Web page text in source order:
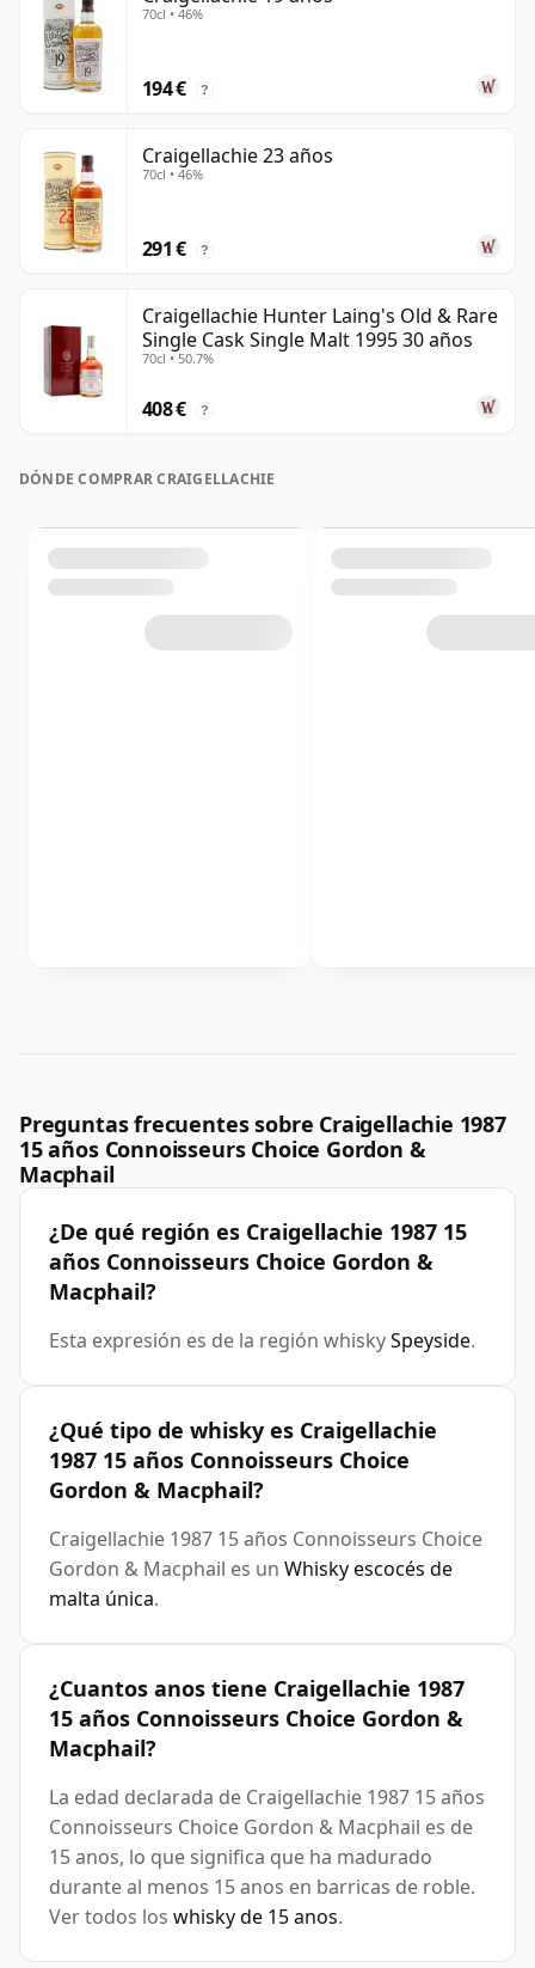
70cl • 46%
194 € ?
Craigellachie 23 años
70cl • 46%
291 € ?
Craigellachie Hunter Laing's Old & Rare
Single Cask Single Malt 1995 30 años
70cl • 50.7%
408 € ?
DÓNDE COMPRAR CRAIGELLACHIE
Preguntas frecuentes sobre Craigellachie 1987
15 años Connoisseurs Choice Gordon &
Macphail
¿De qué región es Craigellachie 1987 15
años Connoisseurs Choice Gordon &
Macphail?
Esta expresión es de la región whiskySpeyside.
¿Qué tipo de whisky es Craigellachie
1987 15 años Connoisseurs Choice
Gordon & Macphail?
Craigellachie 1987 15 años Connoisseurs Choice
Gordon & Macphail es un Whisky escocés de
malta única.
¿Cuantos anos tiene Craigellachie 1987
15 años Connoisseurs Choice Gordon &
Macphail?
La edad declarada de Craigellachie 1987 15 años
Connoisseurs Choice Gordon & Macphail es de
15 anos, lo que significa que ha madurado
durante al menos 15 anos en barricas de roble.
Ver todos los whisky de 15 anos.